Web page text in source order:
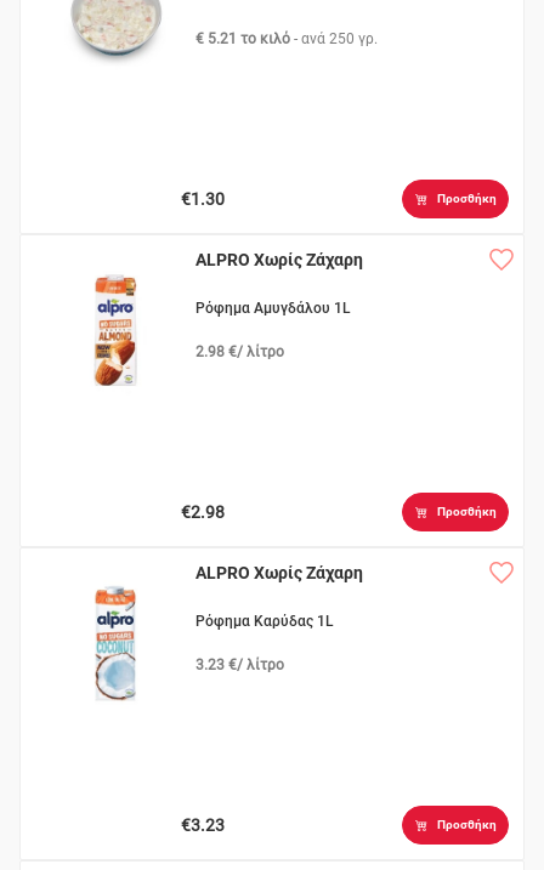
€ 5.21 το κιλό - ανά250 γρ.
€1.30 Προσθήκη
ALPRO Χωρίς Ζάχαρη
Ρόφημα Αμυγδάλου 1L
2.98 €/ λίτρο
€2.98 Προσθήκη
ALPRO Χωρίς Ζάχαρη
Ρόφημα Καρύδας 1L
3.23 €/ λίτρο
€3.23 Προσθήκη